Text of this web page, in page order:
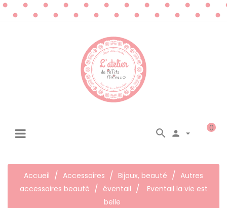
0
 

Accueil Accessoires Bijoux, beauté
Autres
accessoires beauté
éventail
Eventail la vie est
belle